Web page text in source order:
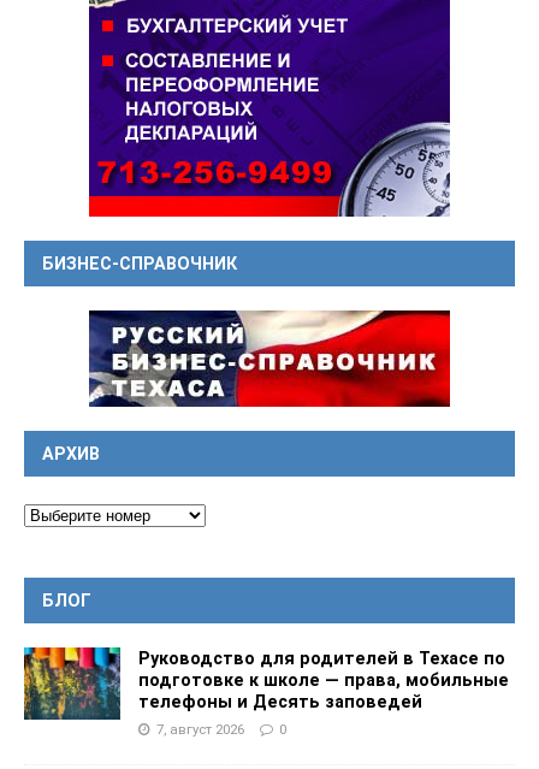
БИЗНЕС-СПРАВОЧНИК
АРХИВ
БЛОГ
Руководство для родителей в Техасе по
подготовке к школе — права, мобильные
телефоны и Десять заповедей
7, август 2026 0